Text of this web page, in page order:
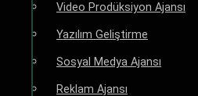
Video Prodüksiyon Ajansı
Yazılım Geliştirme
Sosyal Medya Ajansı
Reklam Ajansı